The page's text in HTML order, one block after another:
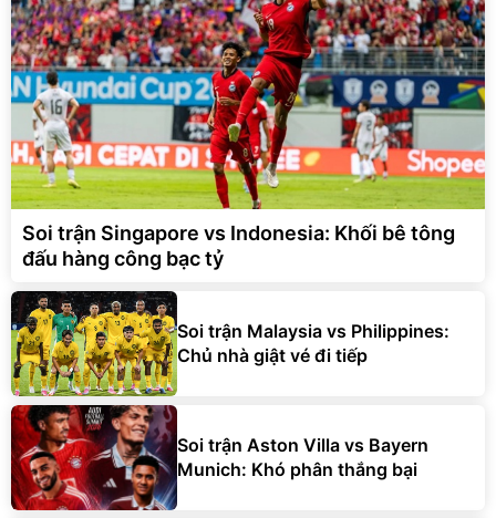
Soi trận Singapore vs Indonesia: Khối bê tông
đấu hàng công bạc tỷ
Soi trận Malaysia vs Philippines:
Chủ nhà giật vé đi tiếp
Soi trận Aston Villa vs Bayern
Munich: Khó phân thắng bại